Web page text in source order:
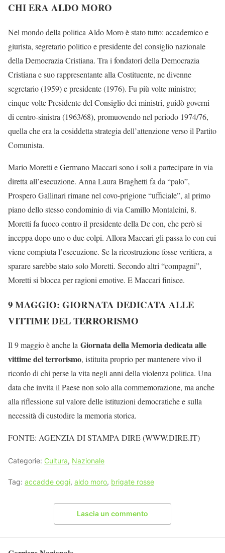
CHI ERA ALDO MORO
Nel mondo della politica Aldo Moro è stato tutto: accademico e
giurista, segretario politico e presidente del consiglio nazionale
della Democrazia Cristiana. Tra i fondatori della Democrazia
Cristiana e suo rappresentante alla Costituente, ne divenne
segretario (1959) e presidente (1976). Fu più volte ministro;
cinque volte Presidente del Consiglio dei ministri, guidò governi
di centro-sinistra (1963/68), promuovendo nel periodo 1974/76,
quella che era la cosiddetta strategia dell’attenzione verso il Partito
Comunista.
Mario Moretti e Germano Maccari sono i soli a partecipare in via
diretta all’esecuzione. Anna Laura Braghetti fa da “palo”,
Prospero Gallinari rimane nel covo-prigione “ufficiale”, al primo
piano dello stesso condominio di via Camillo Montalcini, 8.
Moretti fa fuoco contro il presidente della Dc con, che però si
inceppa dopo uno o due colpi. Allora Maccari gli passa lo con cui
viene compiuta l’esecuzione. Se la ricostruzione fosse veritiera, a
sparare sarebbe stato solo Moretti. Secondo altri “compagni”,
Moretti si blocca per ragioni emotive. E Maccari finisce.
9 MAGGIO: GIORNATA DEDICATA ALLE
VITTIME DEL TERRORISMO
Il 9 maggio è anche la Giornata della Memoria dedicata alle
vittime del terrorismo, istituita proprio per mantenere vivo il
ricordo di chi perse la vita negli anni della violenza politica. Una
data che invita il Paese non solo alla commemorazione, ma anche
alla riflessione sul valore delle istituzioni democratiche e sulla
necessità di custodire la memoria storica.
FONTE: AGENZIA DI STAMPA DIRE (WWW.DIRE.IT)
Categorie: Cultura, Nazionale
Tag: accadde oggi, aldo moro, brigate rosse
Lascia un commento